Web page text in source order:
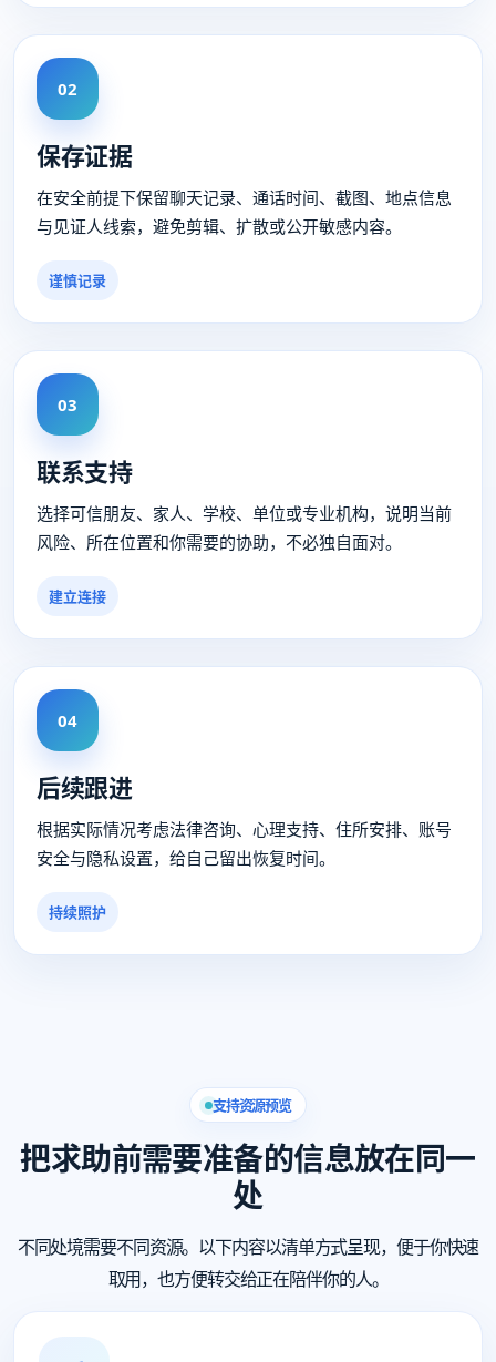
02
保存证据
在安全前提下保留聊天记录、通话时间、截图、地点信息
与见证人线索，避免剪辑、扩散或公开敏感内容。
谨慎记录
03
联系支持
选择可信朋友、家人、学校、单位或专业机构，说明当前
风险、所在位置和你需要的协助，不必独自面对。
建立连接
04
后续跟进
根据实际情况考虑法律咨询、心理支持、住所安排、账号
安全与隐私设置，给自己留出恢复时间。
持续照护
支持资源预览
把求助前需要准备的信息放在同一
处
不同处境需要不同资源。以下内容以清单方式呈现，便于你快速
取用，也方便转交给正在陪伴你的人。